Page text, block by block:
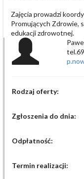
Zajęcia prowadzi
Promujących Zdrowie,
edukacji zdrowotnej.
Rodzaj oferty:
Zgłoszenia do dnia:
Odpłatność:
Termin realizacji: